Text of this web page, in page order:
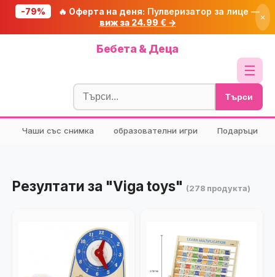
-79% 🔥 Оферта на деня: Пулверизатор за лице —
виж за 24.99 € →
×
Бебета & Деца
☰
Блог
🧮 Калкулатори
🔍 Намери продукт
🎟️ Купони
Търси
Чаши със снимка образователни игри Подаръци
Резултати за "Viga toys" (278 продукта)